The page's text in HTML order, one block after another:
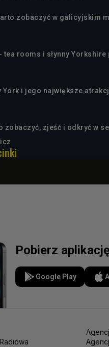
zobaczyć w galicyjskim
tea rooms i słynny
i jego największe
zobaczyć, zjeść i odkryć w
Pobierz
Google Play